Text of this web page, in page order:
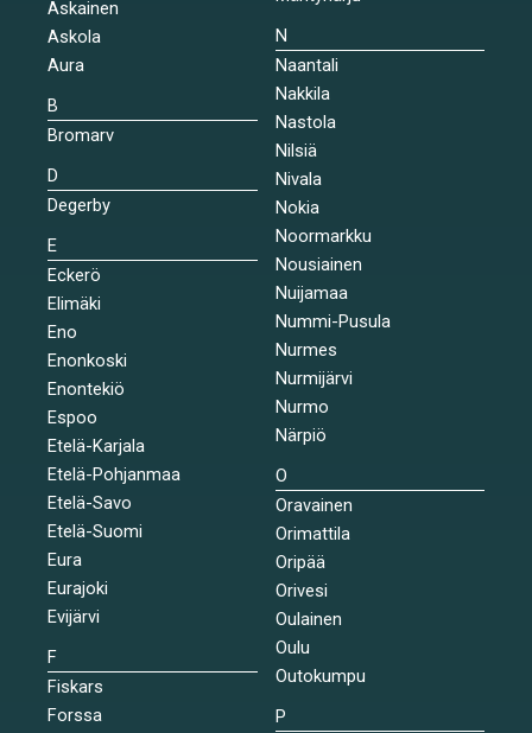
Askainen
Askola
Aura
B
Bromarv
D
Degerby
E
Eckerö
Elimäki
Eno
Enonkoski
Enontekiö
Espoo
Etelä-Karjala
Etelä-Pohjanmaa
Etelä-Savo
Etelä-Suomi
Eura
Eurajoki
Evijärvi
F
Fiskars
Forssa
N
Naantali
Nakkila
Nastola
Nilsiä
Nivala
Nokia
Noormarkku
Nousiainen
Nuijamaa
Nummi-Pusula
Nurmes
Nurmijärvi
Nurmo
Närpiö
O
Oravainen
Orimattila
Oripää
Orivesi
Oulainen
Oulu
Outokumpu
P